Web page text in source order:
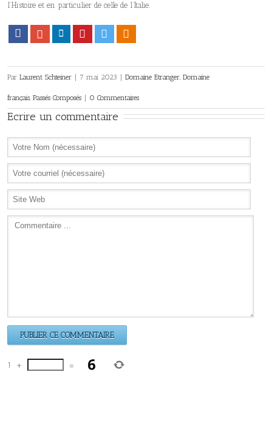
l’Histoire et en particulier de celle de l’Italie.
Facebook Google+
Par Laurent Schteiner 7 mai 2023 Domaine Etranger, Domaine
français, Passés Composés 0 Commentaires
Ecrire un commentaire
1 + =